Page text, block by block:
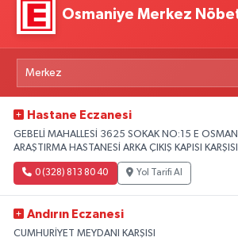
Osmaniye Merkez
Hastane Eczanesi
GEBELİ MAHALLESİ 3625 SOKAK NO:15 E
ARAŞTIRMA HASTANESİ ARKA ÇIKIŞ KAPISI KARŞISI
0 (328) 813 80 40 Yol Tarifi Al
Andırın Eczanesi
CUMHURİYET MEYDANI KARŞISI